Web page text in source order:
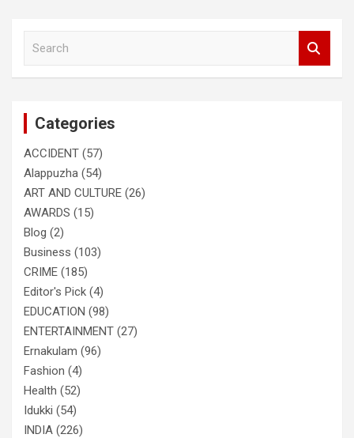
Categories
ACCIDENT (57)
Alappuzha (54)
ART AND CULTURE (26)
AWARDS (15)
Blog (2)
Business (103)
CRIME (185)
Editor's Pick (4)
EDUCATION (98)
ENTERTAINMENT (27)
Ernakulam (96)
Fashion (4)
Health (52)
Idukki (54)
INDIA (226)